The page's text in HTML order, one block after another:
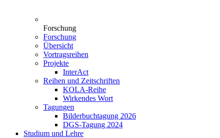
Forschung
Forschung
Übersicht
Vortragsreihen
Projekte
InterAct
Reihen und Zeitschriften
KOLA-Reihe
Wirkendes Wort
Tagungen
Bilderbuchtagung 2026
DGS-Tagung 2024
Studium und Lehre